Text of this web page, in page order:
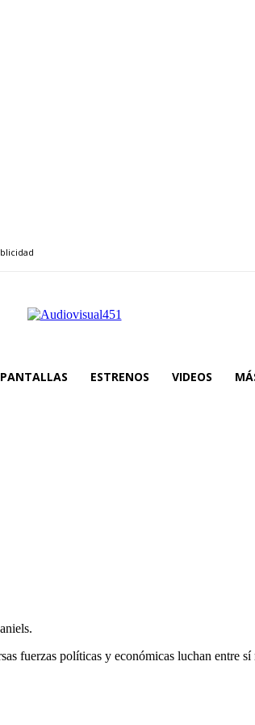
PANTALLAS ESTRENOS VIDEOS
fuerzas políticas y económicas luchan entre